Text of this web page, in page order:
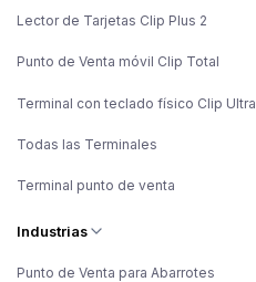
Lector de Tarjetas Clip Plus 2
Punto de Venta móvil Clip Total
Terminal con teclado físico Clip Ultra
Todas las Terminales
Terminal punto de venta
Industrias
Punto de Venta para Abarrotes